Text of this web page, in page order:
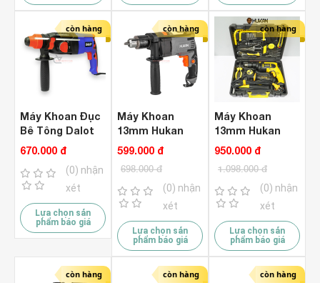
còn hàng
Máy Khoan Đục
Bê Tông Dalot
DL-RH2602G
670.000 đ
(0) nhận
xét
Lựa chọn sản
phẩm báo giá
còn hàng
Máy Khoan
13mm Hukan
G2-ID790 ( 790W
599.000 đ
698.000 đ
(0) nhận
xét
Lựa chọn sản
phẩm báo giá
còn hàng
Máy Khoan
13mm Hukan
HKG2-MK800DN
950.000 đ
1.098.000 đ
(0) nhận
xét
Lựa chọn sản
phẩm báo giá
còn hàng còn hàng còn hàng